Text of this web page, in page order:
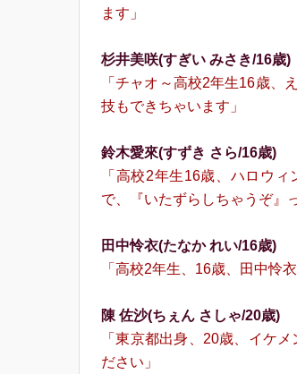
ます」
杉井美咲(すぎい みさき/16歳)
「チャオ～高校2年生16歳、
技もできちゃいます」
鈴⽊愛來(すずき さら/16歳)
「高校2年生16歳、ハロウ
で、『いたずらしちゃうぞ』
⽥中怜⾐(たなか れい/16歳)
「高校2年生、16歳、⽥中怜
陳 佐沙(ちぇん さしゃ/20歳)
「東京都出身、20歳、イケ
ださい」